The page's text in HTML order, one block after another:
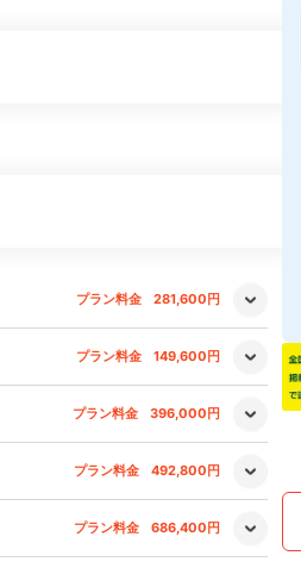
プラン料金 281,600円
プラン料金 149,600円
プラン料金 396,000円
プラン料金 492,800円
プラン料金 686,400円